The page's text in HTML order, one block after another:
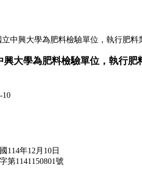
中興大學為肥料檢驗單位，執行肥
興大學為肥料檢驗單位，執行
10
114年12月10日
第1141150801號